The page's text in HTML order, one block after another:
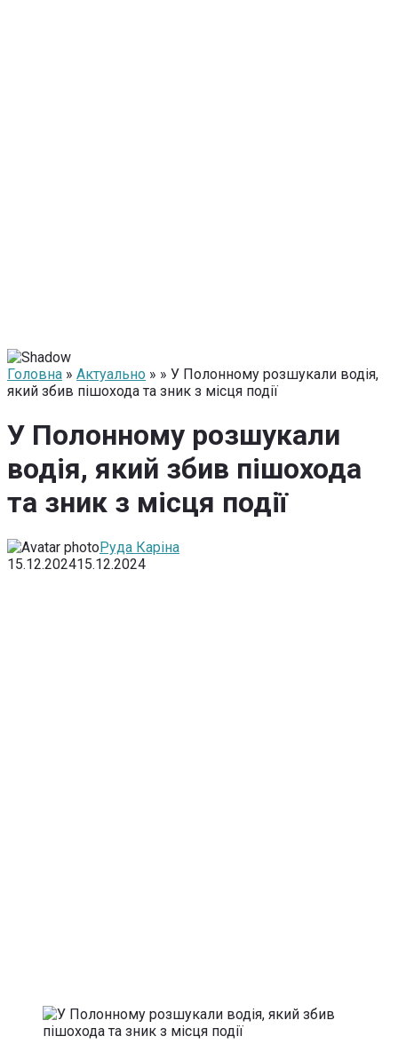
Головна » Актуально » » У Полонному розшукали водія,
який збив пішохода та зник з місця події
У Полонному розшукали
водія, який збив пішохода
та зник з місця події
Руда Каріна
15.12.202415.12.2024